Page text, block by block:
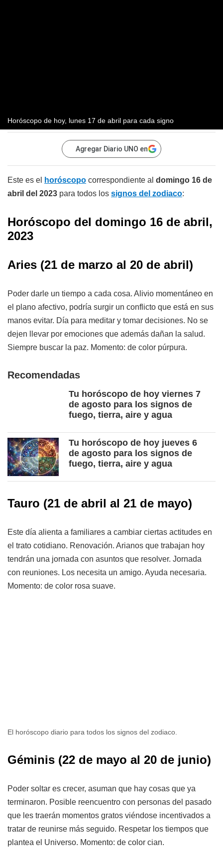
Horóscopo de hoy, lunes 17 de abril para cada signo
Agregar Diario UNO en
Este es el horóscopo correspondiente al domingo 16 de
abril del 2023 para todos los signos del zodiaco:
Horóscopo del domingo 16 de abril,
2023
Aries (21 de marzo al 20 de abril)
Poder darle un tiempo a cada cosa. Alivio momentáneo en
el plano afectivo, podría surgir un conflicto que está en sus
manos evitar. Día para meditar y tomar decisiones. No se
dejen llevar por emociones que además dañan la salud.
Siempre buscar la paz. Momento: de color púrpura.
Recomendadas
Tu horóscopo de hoy viernes 7
de agosto para los signos de
fuego, tierra, aire y agua
Tu horóscopo de hoy jueves 6
de agosto para los signos de
fuego, tierra, aire y agua
Tauro (21 de abril al 21 de mayo)
Este día alienta a familiares a cambiar ciertas actitudes en
el trato cotidiano. Renovación. Arianos que trabajan hoy
tendrán una jornada con asuntos que resolver. Jornada
con reuniones. Los necesita un amigo. Ayuda necesaria.
Momento: de color rosa suave.
El horóscopo diario para todos los signos del zodiaco.
Géminis (22 de mayo al 20 de junio)
Poder soltar es crecer, asuman que hay cosas que ya
terminaron. Posible reencuentro con personas del pasado
que les traerán momentos gratos viéndose incentivados a
tratar de reunirse más seguido. Respetar los tiempos que
plantea el Universo. Momento: de color cian.